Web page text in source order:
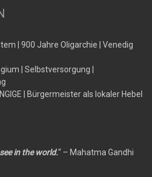
| 900 Jahre Oligarchie | Venedig
| Selbstversorgung |
| Bürgermeister als lokaler Hebel
in the world.“ – Mahatma Gandhi